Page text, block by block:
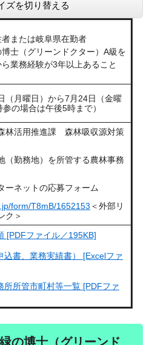
ズを切り替える
または岐阜県在勤者
士（グリーンドクター）A級を
業務経験が3年以上あること
月曜日）から7月24日（金曜
の場合は午後5時まで）
活用推進課 森林吸収源対策
勤務地）を所管する農林事務
ーネットの応募フォーム
form/T8mB/1652153 ＜外部リ
ク＞
[PDFファイル／195KB]
込書、業務実績書） [Excelファ
所所管市町村等一覧 [PDFファ
の博士（グリーンド